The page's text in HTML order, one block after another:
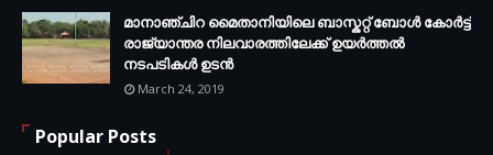
മാനാഞ്ചിറ മൈതാനിയിലെ ബാസ്കറ്റ് ബോള്‍ കോര്‍ട്ട്
രാജ്യാന്തര നിലവാരത്തിലേക്ക് ഉയര്‍ത്തൽ
നടപടികള്‍ ഉടന്‍
March 24, 2019
Popular Posts